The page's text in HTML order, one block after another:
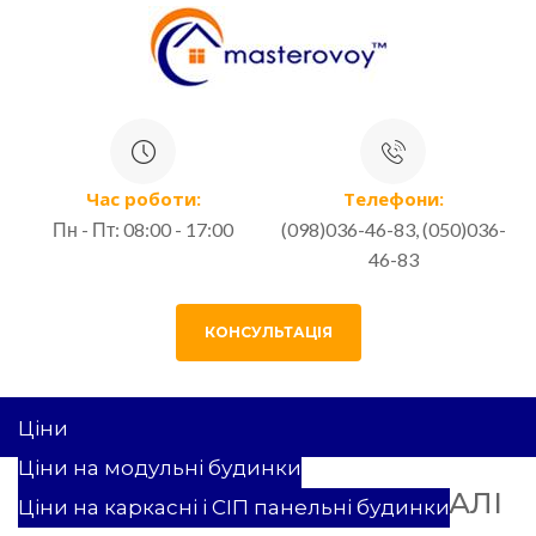
Час роботи:
Пн - Пт: 08:00 - 17:00
Телефони:
(098)036-46-83, (050)036-
46-83
КОНСУЛЬТАЦІЯ
Ціни
Ціни на модульні будинки
Ціни на каркасні і СІП панельні будинки
ОЦИНКОВАНІ ГВИНТОВІ ПАЛІ